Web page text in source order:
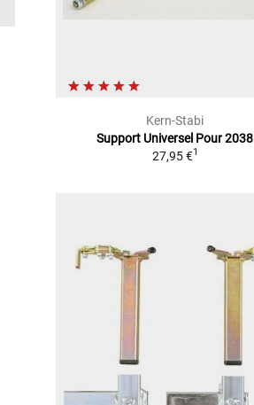
Kern-Stabi
Support Universel Pour 2038
27,95 €1